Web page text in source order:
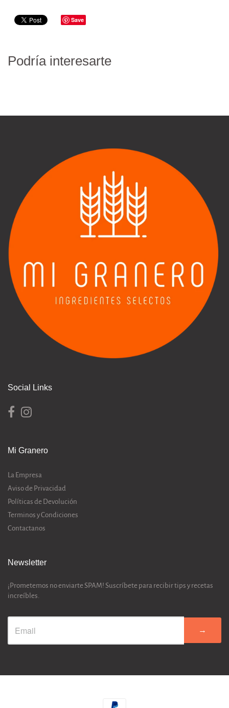
Save
Podría interesarte
Social Links
Mi Granero
La Empresa
Aviso de Privacidad
Políticas de Devolución
Terminos y Condiciones
Contactanos
Newsletter
¡Prometemos no enviarte SPAM! Suscríbete para recibir tips y recetas
increíbles.
→